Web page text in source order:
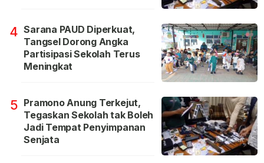
4 Sarana PAUD Diperkuat,
Tangsel Dorong Angka
Partisipasi Sekolah Terus
Meningkat
5 Pramono Anung Terkejut,
Tegaskan Sekolah tak Boleh
Jadi Tempat Penyimpanan
Senjata